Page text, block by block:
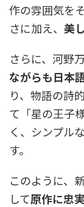
作の雰囲気を
さに加え、 美
さらに、河野
ながらも日本
り、物語の詩
て「星の王子
く、シンプル
す。
このように、
して原作に忠